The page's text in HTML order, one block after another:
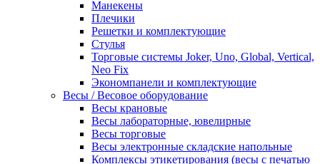
Манекены
Плечики
Решетки и комплектующие
Стулья
Торговые системы Joker, Uno, Global, Vertical,
Neo Fix
Экономпанели и комплектующие
Весы / Весовое оборудование
Весы крановые
Весы лабораторные, ювелирные
Весы торговые
Весы электронные складские напольные
Комплексы этикетирования (весы с печатью